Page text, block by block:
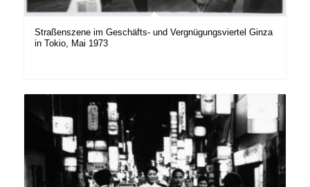
Straßenszene im Geschäfts- und Vergnügungsviertel Ginza
in Tokio, Mai 1973